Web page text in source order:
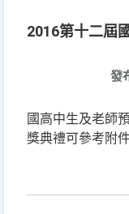
2016第十二屆
發
國高中生及老師
獎典禮可參考附